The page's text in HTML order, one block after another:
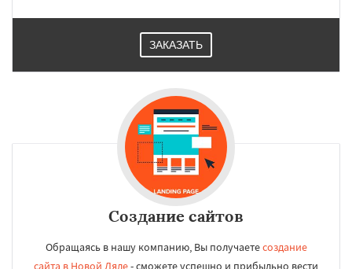
ЗАКАЗАТЬ
Создание сайтов
Обращаясь в нашу компанию, Вы получаетесоздание
сайта в Новой Ляле- сможете успешно и прибыльно вести